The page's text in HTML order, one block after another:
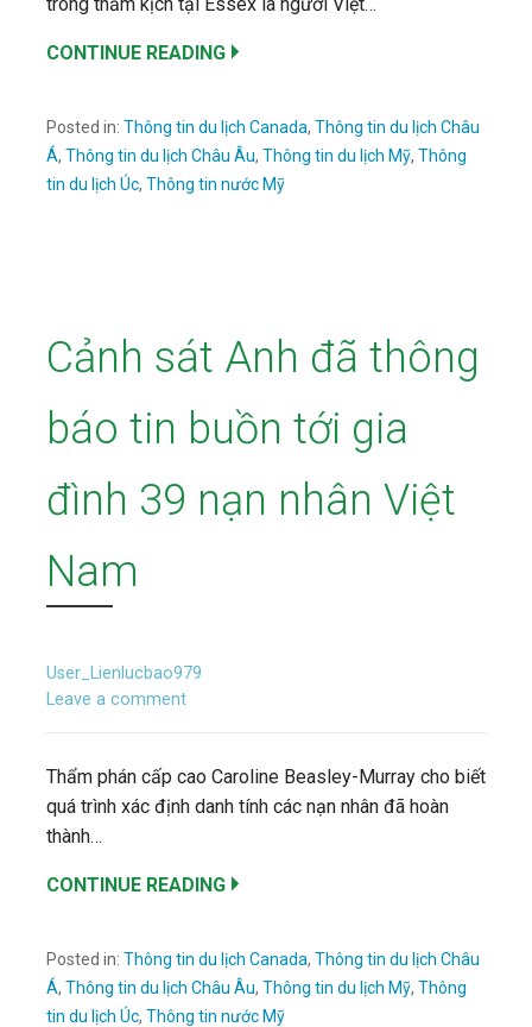
CONTINUE READING
Posted in: Thông tin du lịch Canada, Thông tin du lịch Châu
Á, Thông tin du lịch Châu Âu, Thông tin du lịch Mỹ, Thông
tin du lịch Úc, Thông tin nước Mỹ
Cảnh sát Anh đã thông
báo tin buồn tới gia
đình 39 nạn nhân Việt
Nam
User_Lienlucbao979
Leave a comment
Thẩm phán cấp cao Caroline Beasley-Murray cho biết
quá trình xác định danh tính các nạn nhân đã hoàn
thành…
CONTINUE READING
Posted in: Thông tin du lịch Canada, Thông tin du lịch Châu
Á, Thông tin du lịch Châu Âu, Thông tin du lịch Mỹ, Thông
tin du lịch Úc, Thông tin nước Mỹ